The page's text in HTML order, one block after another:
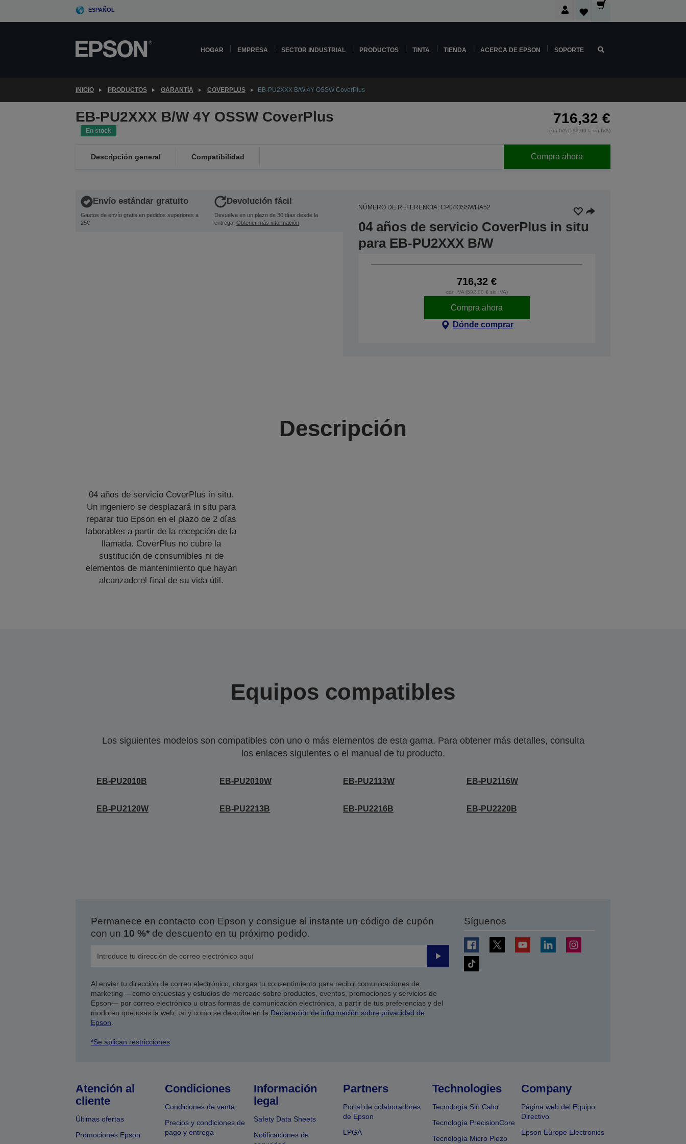
ESPAÑOL
HOGAR EMPRESA SECTOR INDUSTRIAL PRODUCTOS TINTA TIENDA ACERCA DE EPSON SOPORTE
INICIO PRODUCTOS GARANTÍA COVERPLUS EB-PU2XXX B/W 4Y OSSW CoverPlus
EB-PU2XXX B/W 4Y OSSW CoverPlus
En stock
716,32 €
con IVA (592,00 € sin IVA)
Descripción general Compatibilidad Compra ahora
Envío estándar gratuito
Gastos de envío gratis en pedidos superiores a
25€
Devolución fácil
Devuelve en un plazo de 30 días desde la
entrega. Obtener más información
NÚMERO DE REFERENCIA: CP04OSSWHA52
04 años de servicio CoverPlus in situ
para EB-PU2XXX B/W
716,32 €
con IVA (592,00 € sin IVA)
Compra ahora
Dónde comprar
Descripción
04 años de servicio CoverPlus in situ.
Un ingeniero se desplazará in situ para
reparar tuo Epson en el plazo de 2 días
laborables a partir de la recepción de la
llamada. CoverPlus no cubre la
sustitución de consumibles ni de
elementos de mantenimiento que hayan
alcanzado el final de su vida útil.
Equipos compatibles
Los siguientes modelos son compatibles con uno o más elementos de esta gama. Para obtener más detalles, consulta
los enlaces siguientes o el manual de tu producto.
EB-PU2010B EB-PU2010W EB-PU2113W EB-PU2116W
EB-PU2120W EB-PU2213B EB-PU2216B EB-PU2220B
Permanece en contacto con Epson y consigue al instante un código de cupón
con un 10 %*de descuento en tu próximo pedido.
Enviar
Al enviar tu dirección de correo electrónico, otorgas tu consentimiento para recibir comunicaciones de
marketing —como encuestas y estudios de mercado sobre productos, eventos, promociones y servicios de
Epson— por correo electrónico u otras formas de comunicación electrónica, a partir de tus preferencias y del
modo en que usas la web, tal y como se describe en la Declaración de información sobre privacidad de
Epson
*Se aplican restricciones
Síguenos
Atención al
cliente
Últimas ofertas
Promociones Epson
Condiciones
Condiciones de venta
Precios y condiciones de
pago y entrega
Información
legal
Safety Data Sheets
Notificaciones de
Partners
Portal de colaboradores
de Epson
LPGA
Technologies
Tecnología Sin Calor
Tecnología PrecisionCore
Tecnología Micro Piezo
Company
Página web del Equipo
Directivo
Epson Europe Electronics